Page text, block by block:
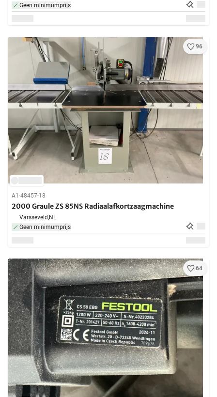
Geen minimumprijs
96
A1-48457-18
2000 Graule ZS 85NS Radiaalafkortzaagmachine
Varsseveld,NL
Geen minimumprijs
64